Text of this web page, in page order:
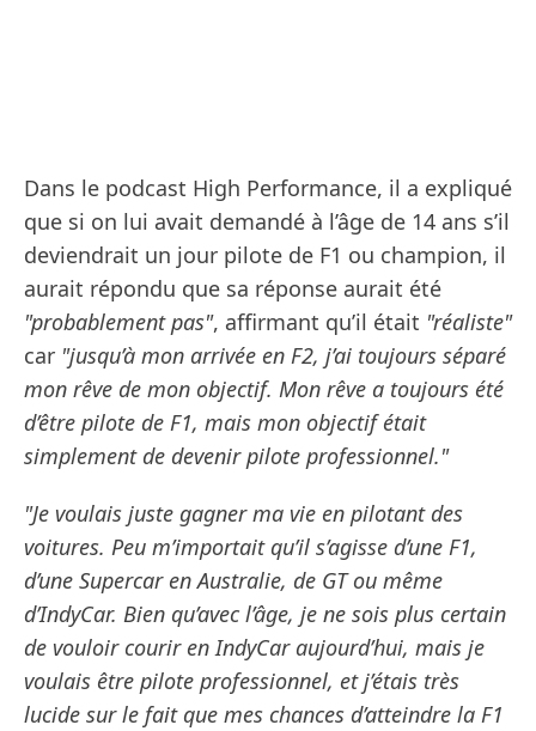
Dans le podcast High Performance, il a expliqué
que si on lui avait demandé à l’âge de 14 ans s’il
deviendrait un jour pilote de F1 ou champion, il
aurait répondu que sa réponse aurait été
"probablement pas", affirmant qu’il était "réaliste"
car "jusqu’à mon arrivée en F2, j’ai toujours séparé
mon rêve de mon objectif. Mon rêve a toujours été
d’être pilote de F1, mais mon objectif était
simplement de devenir pilote professionnel."
"Je voulais juste gagner ma vie en pilotant des
voitures. Peu m’importait qu’il s’agisse d’une F1,
d’une Supercar en Australie, de GT ou même
d’IndyCar. Bien qu’avec l’âge, je ne sois plus certain
de vouloir courir en IndyCar aujourd’hui, mais je
voulais être pilote professionnel, et j’étais très
lucide sur le fait que mes chances d’atteindre la F1